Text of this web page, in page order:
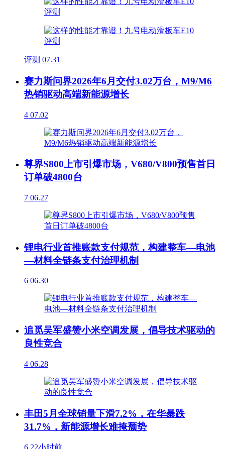
评测 07.31
赛力斯问界2026年6月交付3.02万台，M9/M6
热销驱动高端新能源增长
4 07.02
尊界S800上市引爆市场，V680/V800预售首日
订单破4800台
7 06.27
锂电行业首推账款支付规范，构建整车—电池
—材料全链条支付治理机制
6 06.30
追觅吴军盛赞小米空调发展，倡导技术驱动的
良性竞合
4 06.28
丰田5月全球销量下滑7.2%，在华暴跌
31.7%，新能源增长难掩颓势